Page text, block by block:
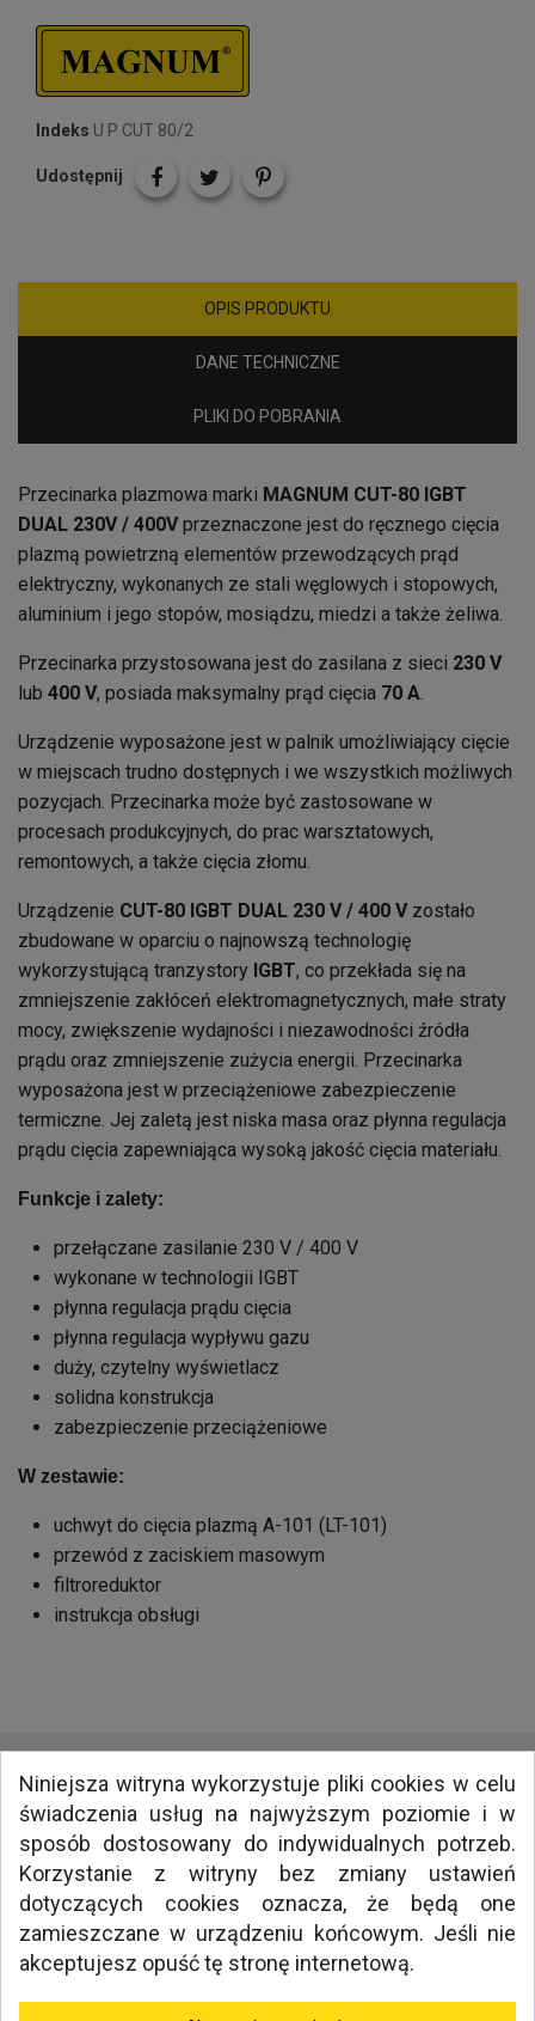
Indeks U P CUT 80/2
Udostępnij
OPIS PRODUKTU
DANE TECHNICZNE
PLIKI DO POBRANIA
Przecinarka plazmowa marki MAGNUM CUT-80 IGBT
DUAL 230V / 400Vprzeznaczone jest do ręcznego cięcia
plazmą powietrzną elementów przewodzących prąd
elektryczny, wykonanych ze stali węglowych i stopowych,
aluminium i jego stopów, mosiądzu, miedzi a także żeliwa.
Przecinarka przystosowana jest do zasilana z sieci 230 V
lub 400 V, posiada maksymalny prąd cięcia 70 A.
Urządzenie wyposażone jest w palnik umożliwiający cięcie
w miejscach trudno dostępnych i we wszystkich możliwych
pozycjach. Przecinarka może być zastosowane w
procesach produkcyjnych, do prac warsztatowych,
remontowych, a także cięcia złomu.
Urządzenie CUT-80 IGBT DUAL 230 V / 400 Vzostało
zbudowane w oparciu o najnowszą technologię
wykorzystującą tranzystory IGBT, co przekłada się na
zmniejszenie zakłóceń elektromagnetycznych, małe straty
mocy, zwiększenie wydajności i niezawodności źródła
prądu oraz zmniejszenie zużycia energii. Przecinarka
wyposażona jest w przeciążeniowe zabezpieczenie
termiczne. Jej zaletą jest niska masa oraz płynna regulacja
prądu cięcia zapewniająca wysoką jakość cięcia materiału.
Funkcje i zalety:
przełączane zasilanie 230 V / 400 V
wykonane w technologii IGBT
płynna regulacja prądu cięcia
płynna regulacja wypływu gazu
duży, czytelny wyświetlacz
solidna konstrukcja
zabezpieczenie przeciążeniowe
W zestawie:
uchwyt do cięcia plazmą A-101 (LT-101)
przewód z zaciskiem masowym
filtroreduktor
instrukcja obsługi
INFORMACJE
MEDIA
NAWIGACJA
TWORZENIE SKLEPÓW INTERNETOWYCH KRAKÓW MILLENIUM STUDIO
Niniejsza witryna wykorzystuje pliki cookies w celu
świadczenia usług na najwyższym poziomie i w
sposób dostosowany do indywidualnych potrzeb.
Korzystanie z witryny bez zmiany ustawień
dotyczących cookies oznacza, że będą one
zamieszczane w urządzeniu końcowym. Jeśli nie
akceptujesz opuść tę stronę internetową.